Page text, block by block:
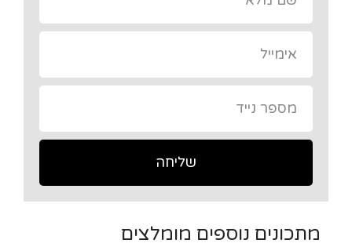
שליחה
מתכונים נוספים מומלצים